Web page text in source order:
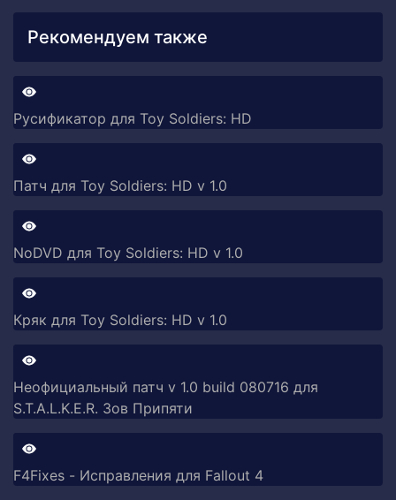
Рекомендуем также
Русификатор для Toy Soldiers: HD
Патч для Toy Soldiers: HD v 1.0
NoDVD для Toy Soldiers: HD v 1.0
Кряк для Toy Soldiers: HD v 1.0
Неофициальный патч v 1.0 build 080716 для
S.T.A.L.K.E.R. Зов Припяти
F4Fixes - Исправления для Fallout 4